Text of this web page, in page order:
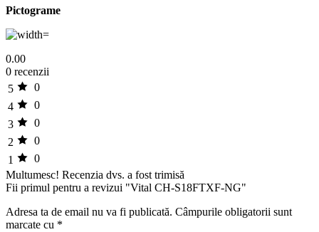
Pictograme
0.00
0 recenzii
5
0
4
0
3
0
2
0
1
0
Multumesc! Recenzia dvs. a fost trimisă
Fii primul pentru a revizui "Vital CH-S18FTXF-NG"
Adresa ta de email nu va fi publicată. Câmpurile obligatorii sunt
marcate cu *